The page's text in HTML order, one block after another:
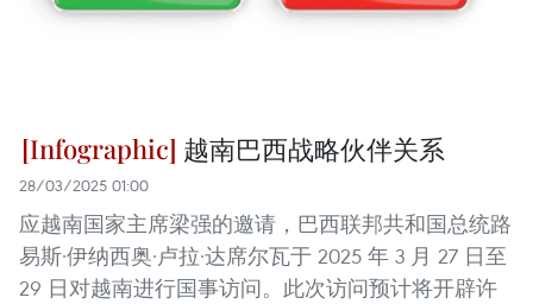
越南巴西战略伙伴关系
28/03/2025 01:00
应越南国家主席梁强的邀请，巴西联邦共和国总统路
易斯·伊纳西奥·卢拉·达席尔瓦于 2025 年 3 月 27 日至
29 日对越南进行国事访问。此次访问预计将开辟许